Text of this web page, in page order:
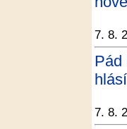
7. 8.
Pád
7. 8.